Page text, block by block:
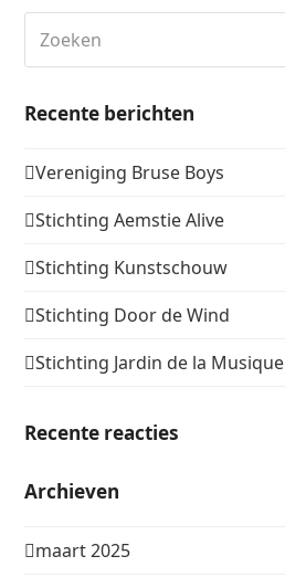
Recente berichten
Vereniging Bruse Boys
Stichting Aemstie Alive
Stichting Kunstschouw
Stichting Door de Wind
Stichting Jardin de la Musique
Recente reacties
Archieven
maart 2025